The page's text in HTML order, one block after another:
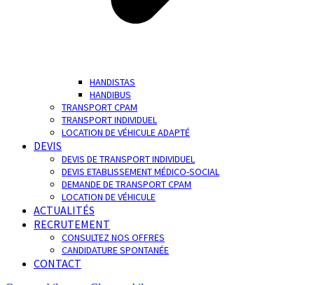
HANDISTAS
HANDIBUS
TRANSPORT CPAM
TRANSPORT INDIVIDUEL
LOCATION DE VÉHICULE ADAPTÉ
DEVIS
DEVIS DE TRANSPORT INDIVIDUEL
DEVIS ETABLISSEMENT MÉDICO-SOCIAL
DEMANDE DE TRANSPORT CPAM
LOCATION DE VÉHICULE
ACTUALITÉS
RECRUTEMENT
CONSULTEZ NOS OFFRES
CANDIDATURE SPONTANÉE
CONTACT